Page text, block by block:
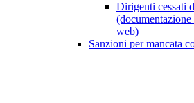
Dirigenti cessati
web)
Sanzioni per mancata